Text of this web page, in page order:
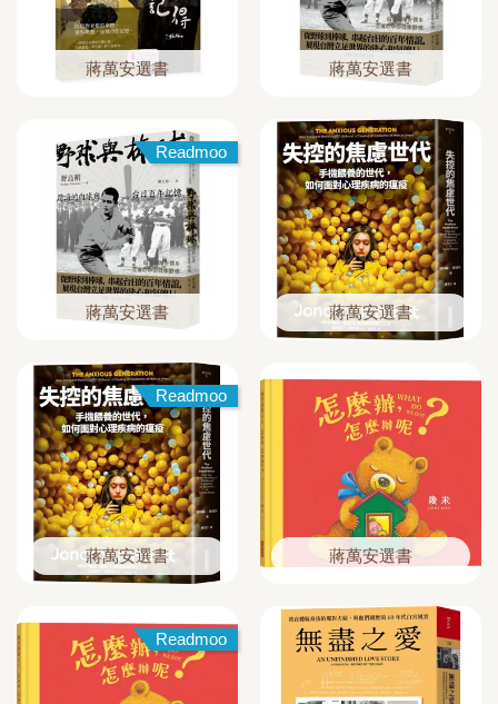
蔣萬安選書 蔣萬安選書
Readmoo
蔣萬安選書 蔣萬安選書
Readmoo
蔣萬安選書 蔣萬安選書
Readmoo